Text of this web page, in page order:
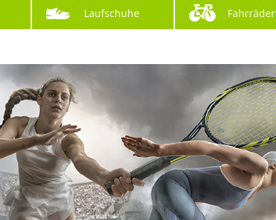
Laufschuhe Fahrräder